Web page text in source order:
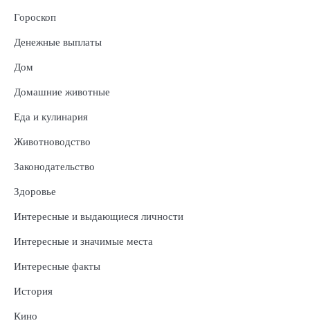
Гороскоп
Денежные выплаты
Дом
Домашние животные
Еда и кулинария
Животноводство
Законодательство
Здоровье
Интересные и выдающиеся личности
Интересные и значимые места
Интересные факты
История
Кино